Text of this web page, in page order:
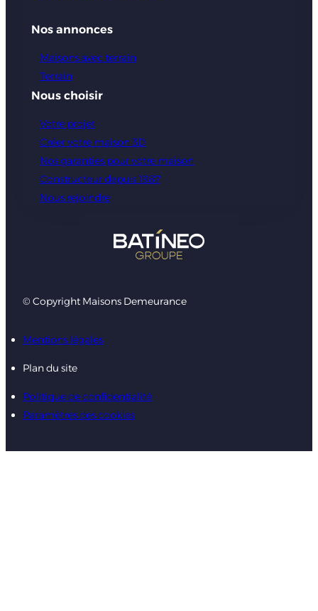
Nos annonces
Maisons avec terrain
Terrain
Nous choisir
Votre projet
Créer votre maison 3D
Nos garanties pour votre maison
Constructeur depuis 1987
Nous rejoindre
© Copyright Maisons Demeurance
Mentions légales
Plan du site
Politique de confidentialité
Paramètres des cookies